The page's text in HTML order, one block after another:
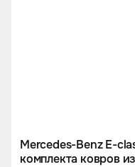
Mercedes-Benz E-
комплекта ковров